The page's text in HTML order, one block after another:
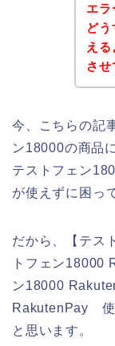
エラ
ど
え
させ
今、こちらの記
ン18000の商品
テストフェン
が使えずに困っ
だから、【テス
トフェン18000
ン18000
RakutenPay 使
と思います。